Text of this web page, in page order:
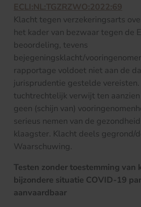
ECLI:NL:TGZRZWO:2022:69
Klacht tegen verzekeringsarts
het kader van bezwaar tegen de
beoordeling, tevens
bejegeningsklacht/
rapportage voldoet niet aan de
jurisprudentie gestelde vereisten.
tuchtrechtelijk verwijt ten
geen (schijn van)
serieus nemen van de
klaagster. Klacht deels gegrond/
Waarschuwing.
Testen zonder toestemming van
bijzondere situatie COVID-19
aanvaardbaar